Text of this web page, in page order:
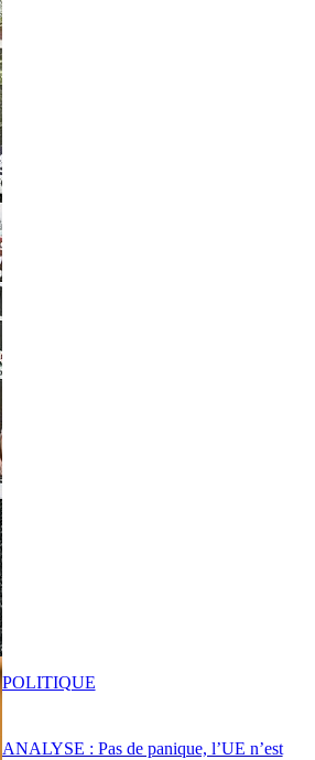
ANALYSE : Pas de panique, l’UE n’est
POLITIQUE